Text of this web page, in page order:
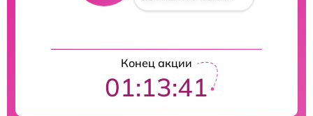
Конец акции
01:13:41